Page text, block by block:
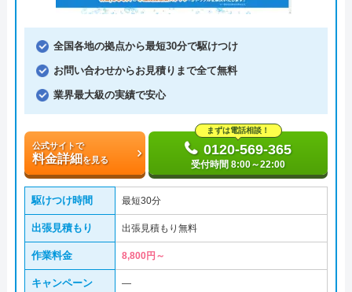
全国各地の拠点から最短30分で駆けつけ
お問い合わせからお見積りまで全て無料
業界最大級の実績で安心
公式サイトで
料金詳細を見る
まずは電話相談！
0120-569-365
受付時間 8:00～22:00
駆けつけ時間 最短30分
出張見積もり 出張見積もり無料
作業料金 8,800円～
キャンペーン ―